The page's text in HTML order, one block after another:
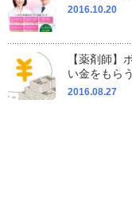
2016.10.20
【薬剤師】
い金をもら
2016.08.27